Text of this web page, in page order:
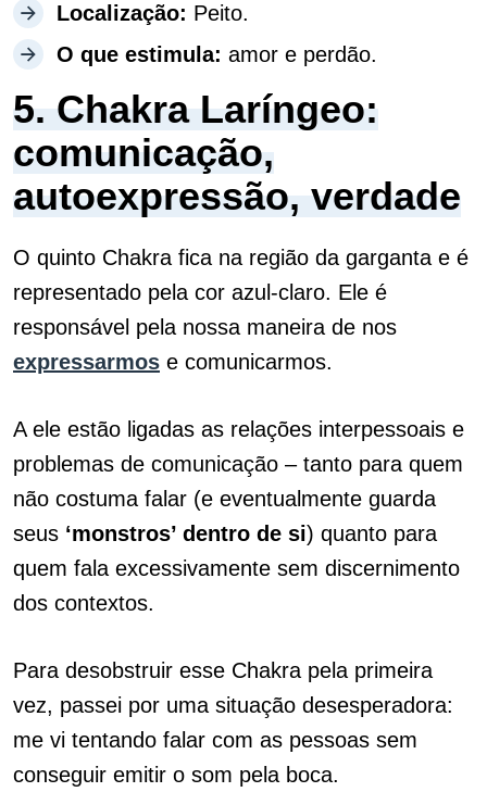
Localização: Peito.
O que estimula: amor e perdão.
5. Chakra Laríngeo:
comunicação,
autoexpressão, verdade
O quinto Chakra fica na região da garganta e é
representado pela cor azul-claro. Ele é
responsável pela nossa maneira de nos
expressarmos e comunicarmos.
A ele estão ligadas as relações interpessoais e
problemas de comunicação – tanto para quem
não costuma falar (e eventualmente guarda
seus ‘monstros’ dentro de si) quanto para
quem fala excessivamente sem discernimento
dos contextos.
Para desobstruir esse Chakra pela primeira
vez, passei por uma situação desesperadora:
me vi tentando falar com as pessoas sem
conseguir emitir o som pela boca.